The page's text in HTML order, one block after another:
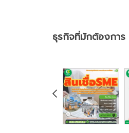
ธุรกิจที่มักต้องการ